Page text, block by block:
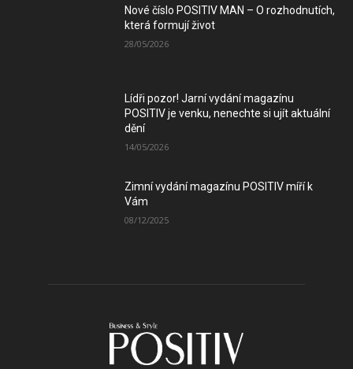
Nové číslo POSITIV MAN – O rozhodnutích,
která formují život
28/05/2026
Lídři pozor! Jarní vydání magazínu
POSITIV je venku, nenechte si ujít aktuální
dění
14/05/2026
Zimní vydání magazínu POSITIV míří k
Vám
08/12/2025